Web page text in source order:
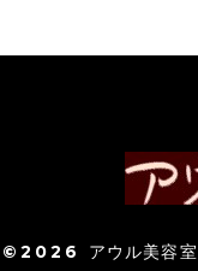
©2026 アウル美容室